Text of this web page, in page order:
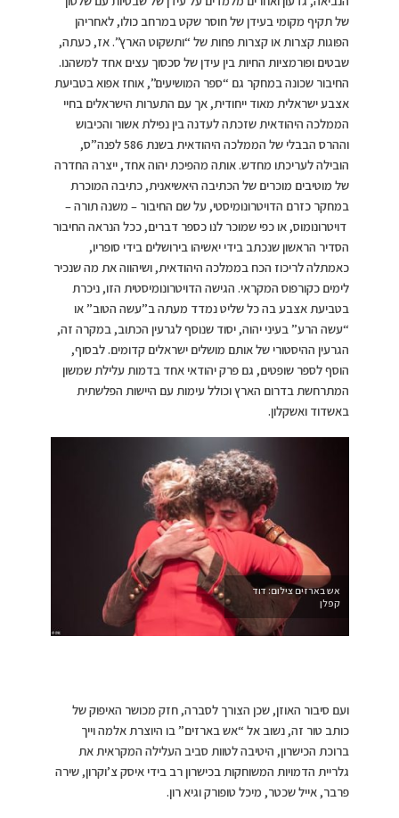
של תקיף מקומי בעידן של חוסר שקט במרחב כולו, לאחריהן
הפוגות קצרות או קצרות פחות של “ותשקוט הארץ”. אז, כעתה,
שבטים ופורמציות החיות בין עידן של סכסוך עצים אחד למשהנו.
החיבור שכונה במחקר גם “ספר המושיעים”, אוחז אפוא בטביעת
אצבע ישראלית מאוד ייחודית, אך עם התערות הישראלים בחיי
הממלכה היהודאית שזכתה לעדנה בין נפילת אשור והכיבוש
וההרס הבבלי של הממלכה היהודאית בשנת 586 לפנה”ס,
הובילה לעריכתו מחדש. אותה מהפיכת יהוה אחד, ייצרה החדרה
של מוטיבים מוכרים של הכתיבה היאשיאנית, כתיבה המוכרת
במחקר כזרם הדויטרונומיסטי, על שם החיבור – משנה תורה –
דויטרונומוס, או כפי שמוכר לנו כספר דברים, ככל הנראה החיבור
הסדיר הראשון שנכתב בידי יאשיהו בירושלים בידי סופריו,
כאמתלה לריכוז הכח בממלכה היהודאית, ושיהווה את מה שנכיר
לימים כקורפוס המקראי. הגישה הדויטרונומיסטית הזו, ניכרת
בטביעת אצבע בה כל שליט נמדד מעתה ב”עשה הטוב” או
“עשה הרע” בעיני יהוה, יסוד שנוסף לגרעין הכתוב, במקרה זה,
הגרעין ההיסטורי של אותם מושלים ישראלים קדומים. לבסוף,
הוסף לספר שופטים, גם פרק יהודאי אחד בדמות עלילת שמשון
המתרחשת בדרום הארץ וכולל עימות עם היישות הפלשתית
באשדוד ואשקלון.
אש בארזים צילום: דוד
קפלן
ועם סיבור האוזן, שכן הצורך לסברה, חזק מכושר האיפוק של
כותב טור זה, נשוב אל “אש בארזים” בו היוצרת אלמה וייך
ברוכת הכישרון, היטיבה לטוות סביב העלילה המקראית את
גלריית הדמויות המשוחקות בכישרון רב בידי איסק צ’וקרון, שירה
פרבר, אייל שכטר, מיכל טופורק וגיא רון.